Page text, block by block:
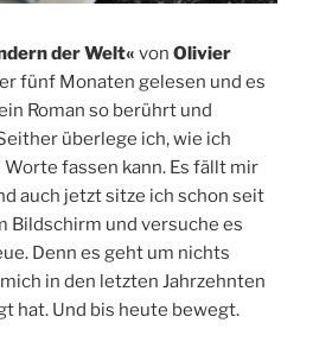
der Welt« von Olivier
fünf Monaten gelesen und es
Roman so berührt und
überlege ich, wie ich
fassen kann. Es fällt mir
auch jetzt sitze ich schon seit
Bildschirm und versuche es
Denn es geht um nichts
in den letzten Jahrzehnten
hat. Und bis heute bewegt.